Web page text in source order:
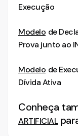
Execução
Modelo de
Prova junto ao
Modelo de
Dívida Ativa
Conheça
ARTIFICIAL